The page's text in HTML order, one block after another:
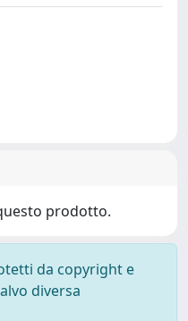
prodotto.
da copyright e
diversa